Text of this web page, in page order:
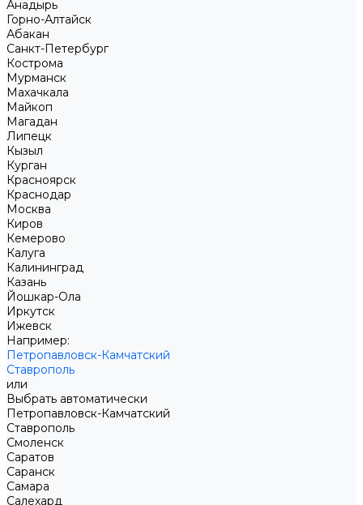
Анадырь
Горно-Алтайск
Абакан
Санкт-Петербург
Кострома
Мурманск
Махачкала
Майкоп
Магадан
Липецк
Кызыл
Курган
Красноярск
Краснодар
Москва
Киров
Кемерово
Калуга
Калининград
Казань
Йошкар-Ола
Иркутск
Ижевск
Например:
Петропавловск-Камчатский
Ставрополь
или
Выбрать автоматически
Петропавловск-Камчатский
Ставрополь
Смоленск
Саратов
Саранск
Самара
Салехард